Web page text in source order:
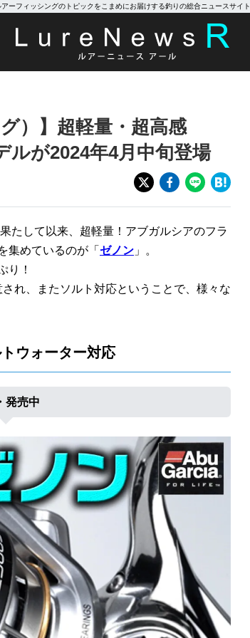
アーフィッシングのトピックをこまめにお届けする釣りの総合ニュースサイト
）】超軽量・超高感
が2024年4月中旬登場
たして以来、超軽量！アブガルシアのフラ
集めているのが「 ゼノン 」。
り！
れ、またソルト対応ということで、様々な
ウォーター対応
発売中